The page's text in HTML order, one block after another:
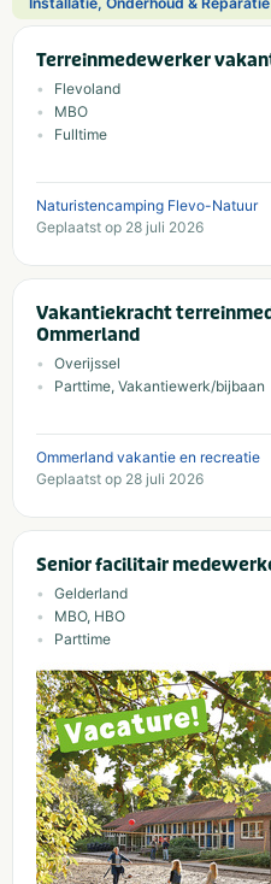
Terreinmedewerker
Flevoland
MBO
Fulltime
Naturistencamping Flevo-Natuur
Geplaatst op 28 juli 2026
Vakantiekracht
Ommerland
Overijssel
Parttime, Vakantiewerk/bijbaan
Ommerland vakantie en recreatie
Geplaatst op 28 juli 2026
Senior facilitair
Gelderland
MBO, HBO
Parttime